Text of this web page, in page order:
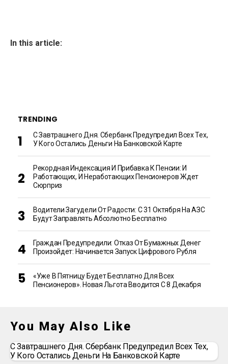
In this article:
TRENDING
С Завтрашнего Дня. Сбербанк Предупредил Всех Тех,
У Кого Остались Деньги На Банковской Карте
Рекордная Индексация И Прибавка К Пенсии: И
Работающих, И Неработающих Пенсионеров Ждет
Сюрприз
Водители Загудели От Радости: С 31 Октября На АЗС
Будут Заправлять Абсолютно Бесплатно
Граждан Предупредили: Отказ От Бумажных Денег
Произойдет: Начинается Запуск Цифрового Рубля
«Уже В Пятницу Будет Бесплатно Для Всех
Пенсионеров». Новая Льгота Вводится С 8 Декабря
You May Also Like
С Завтрашнего Дня. Сбербанк Предупредил Всех Тех,
У Кого Остались Деньги На Банковской Карте